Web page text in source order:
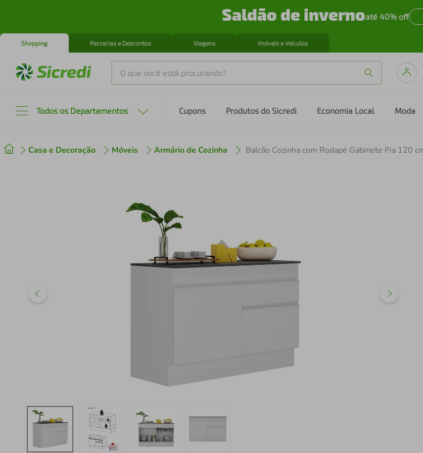
Saldão de invernoaté 40% off
Shopping Parcerias e Descontos Viagens Imóveis e Veículos
O que você está procurando?
Todos os Departamentos Cupons Produtos do Sicredi Economia Local Moda
Casa e Decoração Móveis Armário de Cozinha
º cafeteira
air fryer